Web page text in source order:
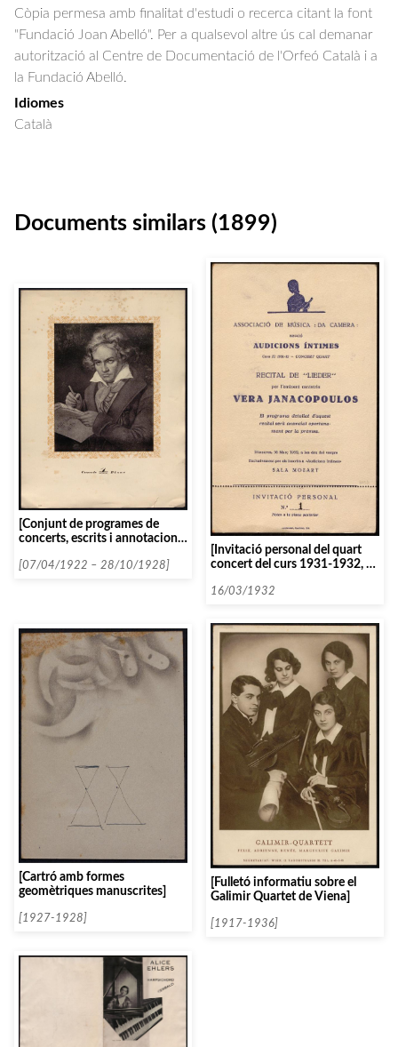
Còpia permesa amb finalitat d'estudi o recerca citant la font
"Fundació Joan Abelló". Per a qualsevol altre ús cal demanar
autorització al Centre de Documentació de l'Orfeó Català i a
la Fundació Abelló.
Idiomes
Català
Documents similars (1899)
[Conjunt de programes de
concerts, escrits i annotacions
l’organització de concerts del
[07/04/1922 – 28/10/1928]
[Invitació personal del quart
concert del curs 1931-1932, a
16/03/1932
[Cartró amb formes
geomètriques manuscrites]
[1927-1928]
[Fulletó informatiu sobre el
Galimir Quartet de Viena]
[1917-1936]